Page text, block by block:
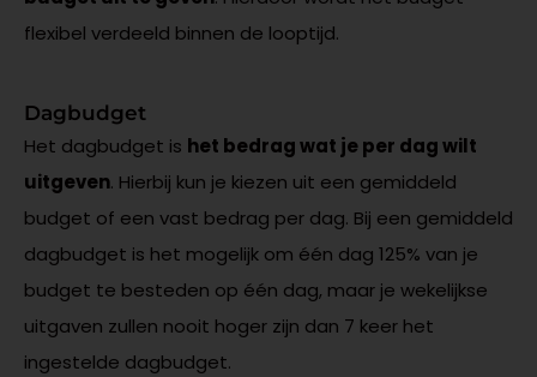
flexibel verdeeld binnen de looptijd.
Dagbudget
Het dagbudget is het bedrag wat je per dag wilt
uitgeven. Hierbij kun je kiezen uit een gemiddeld
budget of een vast bedrag per dag. Bij een gemiddeld
dagbudget is het mogelijk om één dag 125% van je
budget te besteden op één dag, maar je wekelijkse
uitgaven zullen nooit hoger zijn dan 7 keer het
ingestelde dagbudget.